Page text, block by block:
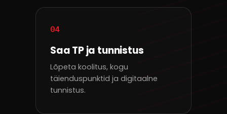
04
Saa TP ja tunnistus
Lõpeta koolitus, kogu
täienduspunktid ja digitaalne
tunnistus.